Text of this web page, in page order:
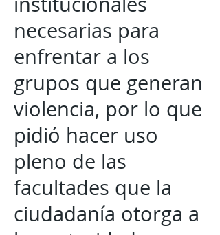
necesarias para
enfrentar a los
grupos que generan
violencia, por lo que
pidió hacer uso
pleno de las
facultades que la
ciudadanía otorga a